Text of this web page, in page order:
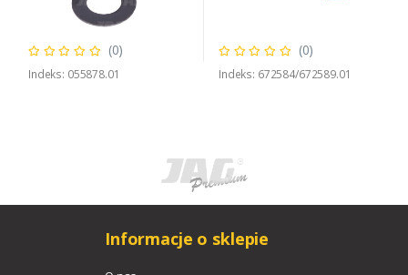
(0)
Indeks: 055878.01
(0)
Indeks: 672584/672589.01
Informacje o sklepie